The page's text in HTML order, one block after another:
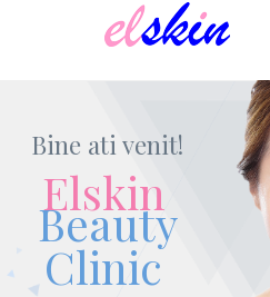
Bine ati venit!
Elskin
Clinic
Beauty